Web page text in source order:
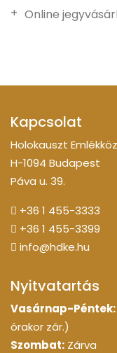
Online
Kapcsolat
Holokauszt
H-1094 Budapest
Páva u. 39.
+36 1 455-3333
+36 1 455-3399
info@hdke.hu
Nyitvatartás
Vasárnap-Péntek:
órakor zár.)
Szombat: Zárva